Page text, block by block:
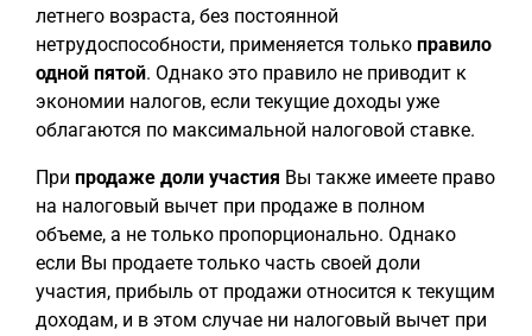
летнего возраста, без постоянной
нетрудоспособности, применяется только правило
одной пятой. Однако это правило не приводит к
экономии налогов, если текущие доходы уже
облагаются по максимальной налоговой ставке.
При продаже доли участия Вы также имеете право
на налоговый вычет при продаже в полном
объеме, а не только пропорционально. Однако
если Вы продаете только часть своей доли
участия, прибыль от продажи относится к текущим
доходам, и в этом случае ни налоговый вычет при